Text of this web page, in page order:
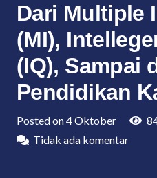
Dari Multiple
(MI),
(IQ), Sampai
Pendidikan
Posted on4 Oktober
Tidak ada komentar